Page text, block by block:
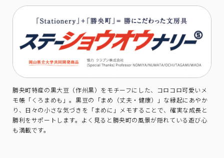
勝央町特産の黒大豆（作州黒）をモチーフにした、コロコロ可愛いメ
モ帳「くろまめも」。黒豆の「まめ（丈夫・健康）」な縁起にあやか
り、日々の小さな気づきを「まめに」メモすることで、確実な成長と
勝利をサポートします。よく見ると勝央町の風景が隠れている遊び心
も満載です。